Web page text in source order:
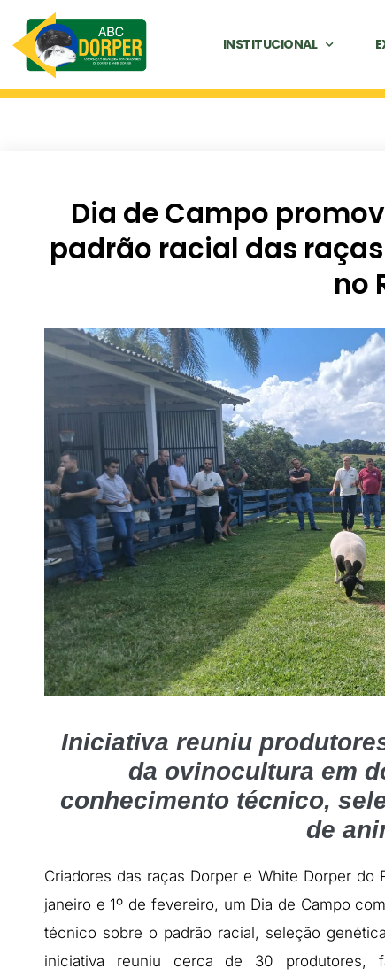
INSTITUCIONAL
Dia de Campo
padrão racial das
no
Iniciativa reuniu
da ovinocultura em
conhecimento técnico,
de
Criadores das raças Dorper e White Dorper do
janeiro e 1º de fevereiro, um Dia de Campo
técnico sobre o padrão racial, seleção
iniciativa reuniu cerca de 30 produtores,